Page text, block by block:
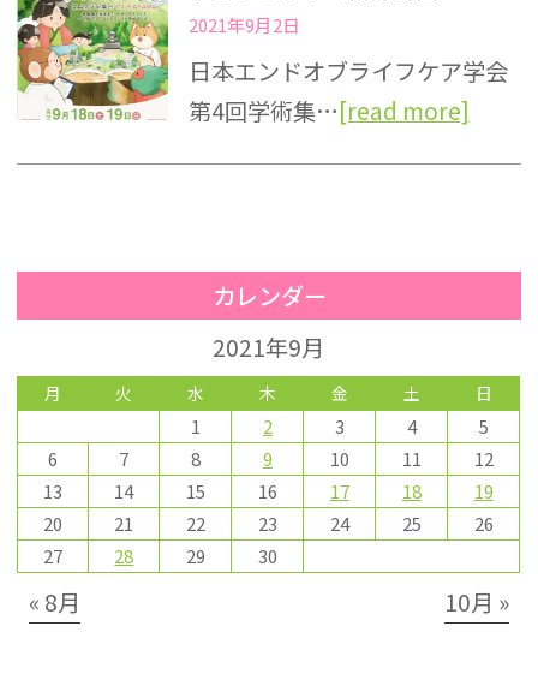
2021年9月2日
日本エンドオブライフケア学会
第4回学術集…[read more]
カレンダー
2021年9月
月 火 水 木 金 土 日
1 2 3 4
5
6
7 8 9 10 11
12
13
14 15 16 17 18
19
20
21 22 23 24 25
26
27
28 29 30
« 8月 10月 »